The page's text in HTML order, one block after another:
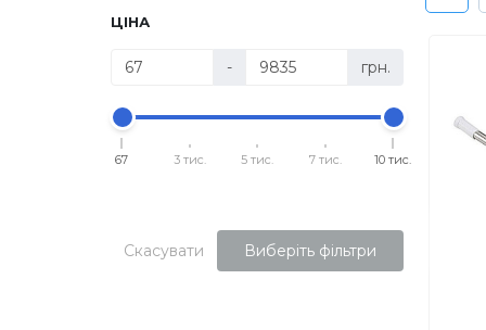
ЦІНА
- грн.
67 3 тис. 5 тис. 7 тис. 10 тис.
Скасувати Виберіть фільтри